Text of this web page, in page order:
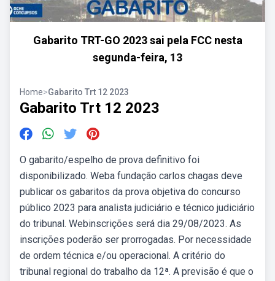
Gabarito TRT-GO 2023 sai pela FCC nesta
segunda-feira, 13
Home>Gabarito Trt 12 2023
Gabarito Trt 12 2023
O gabarito/espelho de prova definitivo foi
disponibilizado. Weba fundação carlos chagas deve
publicar os gabaritos da prova objetiva do concurso
público 2023 para analista judiciário e técnico judiciário
do tribunal. Webinscrições será dia 29/08/2023. As
inscrições poderão ser prorrogadas. Por necessidade
de ordem técnica e/ou operacional. A critério do
tribunal regional do trabalho da 12ª. A previsão é que o